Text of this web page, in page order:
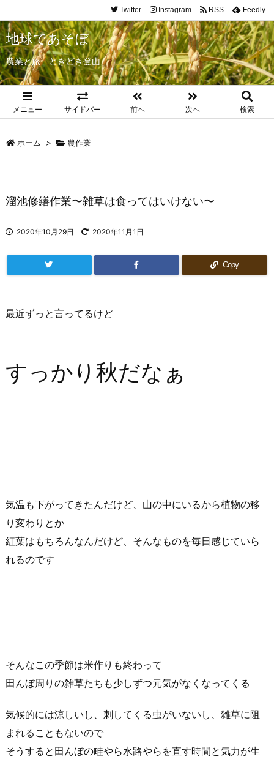
地球であそぼ
農業と旅 ときどき登山
メニュー サイドバー 前へ 次へ 検索
Twitter Instagram RSS Feedly
ホーム > 農作業
溜池修繕作業〜雑草は食ってはいけない〜
2020年10月29日 2020年11月1日
Copy
最近ずっと言ってるけど
すっかり秋だなぁ
気温も下がってきたんだけど、山の中にいるから植物の移
り変わりとか
紅葉はもちろんなんだけど、そんなものを毎日感じていら
れるのです
そんなこの季節は米作りも終わって
田んぼ周りの雑草たちも少しずつ元気がなくなってくる
気候的には涼しいし、刺してくる虫がいないし、雑草に阻
まれることもないので
そうすると田んぼの畦やら水路やらを直す時間と気力が生